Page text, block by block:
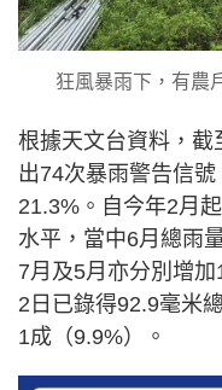
狂風暴雨下，有農
根據天文台資料，
出74次暴雨警告信
21.3%。自今年2月
水平，當中6月總雨
7月及5月亦分別增
2日已錄得92.9毫米
1成（9.9%）。